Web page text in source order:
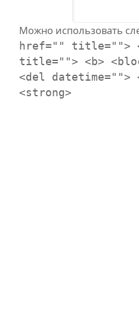
Можно использовать
href="" title="">
title=""> <b>
<del datetime="">
<strong>